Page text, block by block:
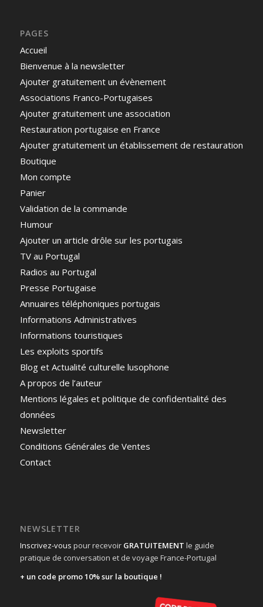
PAGES
Accueil
Bienvenue à la newsletter
Ajouter gratuitement un évènement
Associations Franco-Portugaises
Ajouter gratuitement une association
Restauration portugaise en France
Ajouter gratuitement un établissement de restauration
Boutique
Mon compte
Panier
Validation de la commande
Humour
Ajouter un article drôle sur les portugais
TV au Portugal
Radios au Portugal
Presse Portugaise
Annuaires téléphoniques portugais
Informations Administratives
Informations touristiques
Les exploits sportifs
Blog et Actualité culturelle lusophone
A propos de l’auteur
Mentions légales et politique de confidentialité des
données
Newsletter
Conditions Générales de Ventes
Contact
NEWSLETTER
Inscrivez-vous pour recevoir GRATUITEMENT le guide
pratique de conversation et de voyage France-Portugal
+ un code promo 10% sur la boutique !